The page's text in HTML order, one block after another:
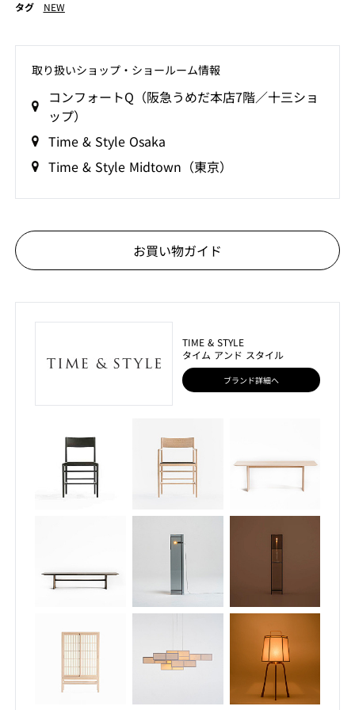
タグ NEW
取り扱いショップ‧ショールーム情報
コンフォートQ（阪急うめだ本店7階／十三ショ
ップ）
Time & Style Osaka
Time & Style Midtown（東京）
お買い物ガイド
TIME & STYLE
タイム アンド スタイル
ブランド詳細へ